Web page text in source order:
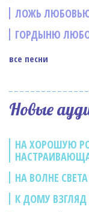
ЛОЖЬ
ГОРДЫНЮ
все песни
Новые
НА ХОРОШУЮ
НА ВОЛНЕ
К ДОМУ